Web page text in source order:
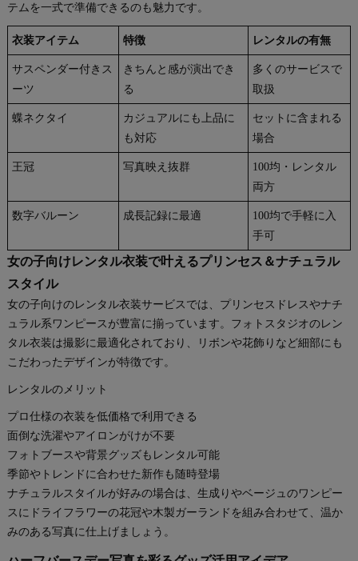
テムを一式で準備できるのも魅力です。
衣装アイテム 特徴 レンタルの有無
サスペンダー付きス
ーツ
きちんと感が演出でき
る
多くのサービスで
取扱
蝶ネクタイ
カジュアルにも上品に
も対応
セットに含まれる
場合
王冠 写真映え抜群
100均・レンタル
両方
数字バルーン 成長記録に最適
100均で手軽に入
手可
女の子向けレンタル衣装で叶えるプリンセス＆ナチュラル
スタイル
女の子向けのレンタル衣装サービスでは、プリンセスドレスやナチ
ュラル系ワンピースが豊富に揃っています。フォトスタジオのレン
タル衣装は撮影に最適化されており、リボンや花飾りなど細部にも
こだわったデザインが特徴です。
レンタルのメリット
プロ仕様の衣装を低価格で利用できる
面倒な洗濯やアイロンがけが不要
フォトブースや背景グッズもレンタル可能
季節やトレンドに合わせた新作も随時登場
ナチュラルスタイルが好みの場合は、生成りやベージュのワンピー
スにドライフラワーの花冠や木製ガーランドを組み合わせて、温か
みのある写真に仕上げましょう。